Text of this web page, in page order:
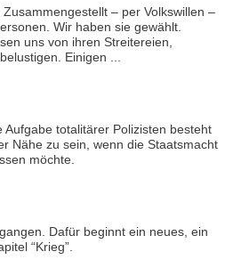
– per Volkswillen –
Wir haben sie gewählt.
uns von ihren Streitereien,
Einigen ...
totalitärer Polizisten besteht
Nähe zu sein, wenn die Staatsmacht
möchte.
Dafür beginnt ein neues, ein
“Krieg”.